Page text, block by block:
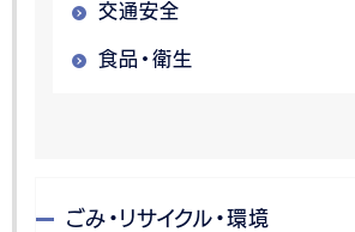
交通安全
食品・衛生
ごみ・リサイクル・環境